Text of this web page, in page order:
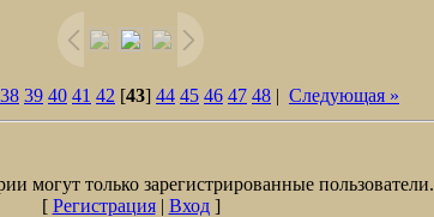
38 39 40 41 42 [43] 44 45 46 47 48 | Следующая »
могут только зарегистрированные пользователи.
[ Регистрация| Вход]